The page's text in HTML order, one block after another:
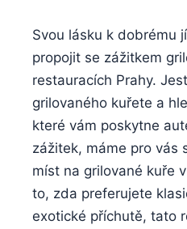
Svou lásku k dobrému
propojit se zážitkem⁣
‍restauracích Prahy.
grilovaného ‌kuřete a
které vám poskytne
zážitek, máme‍ pro vás
míst na grilované kuře
to, zda preferujete
exotické příchutě, tato